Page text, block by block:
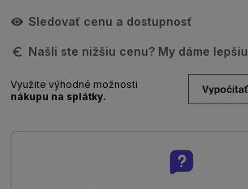
Sledovať cenu a dostupnosť
Našli ste nižšiu cenu? My dáme lepšiu
Využite výhodné možnosti
nákupu na splátky.